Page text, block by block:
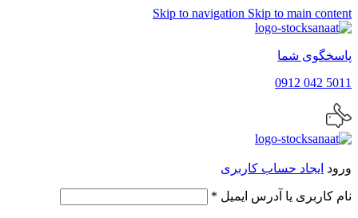
Skip to navigation Skip to main content
پاسخگوی شما
5011 042 0912
ورود ایجاد حساب کاربری
نام کاربری یا آدرس ایمیل *